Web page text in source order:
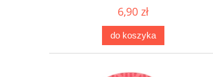
6,90 zł
do koszyka